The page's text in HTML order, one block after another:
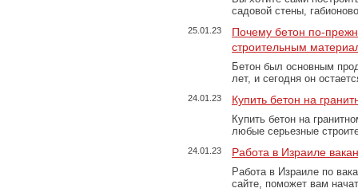
садовой стены,
25.01.23
Почему бетон по-
строительным
Бетон был основным
лет, и сегодня он
24.01.23 Купить бетон на
Купить бетон на
любые серьезные
24.01.23 Работа в Израиле
Работа в Израиле по
сайте, поможет вам